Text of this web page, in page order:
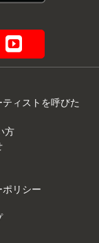
ィストを呼びた
方
ポリシー